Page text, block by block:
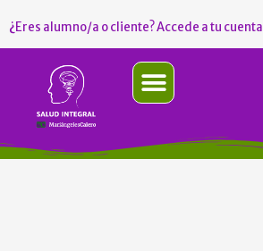
al¿Eres alumno/a o cliente? Accede a tu cuenta